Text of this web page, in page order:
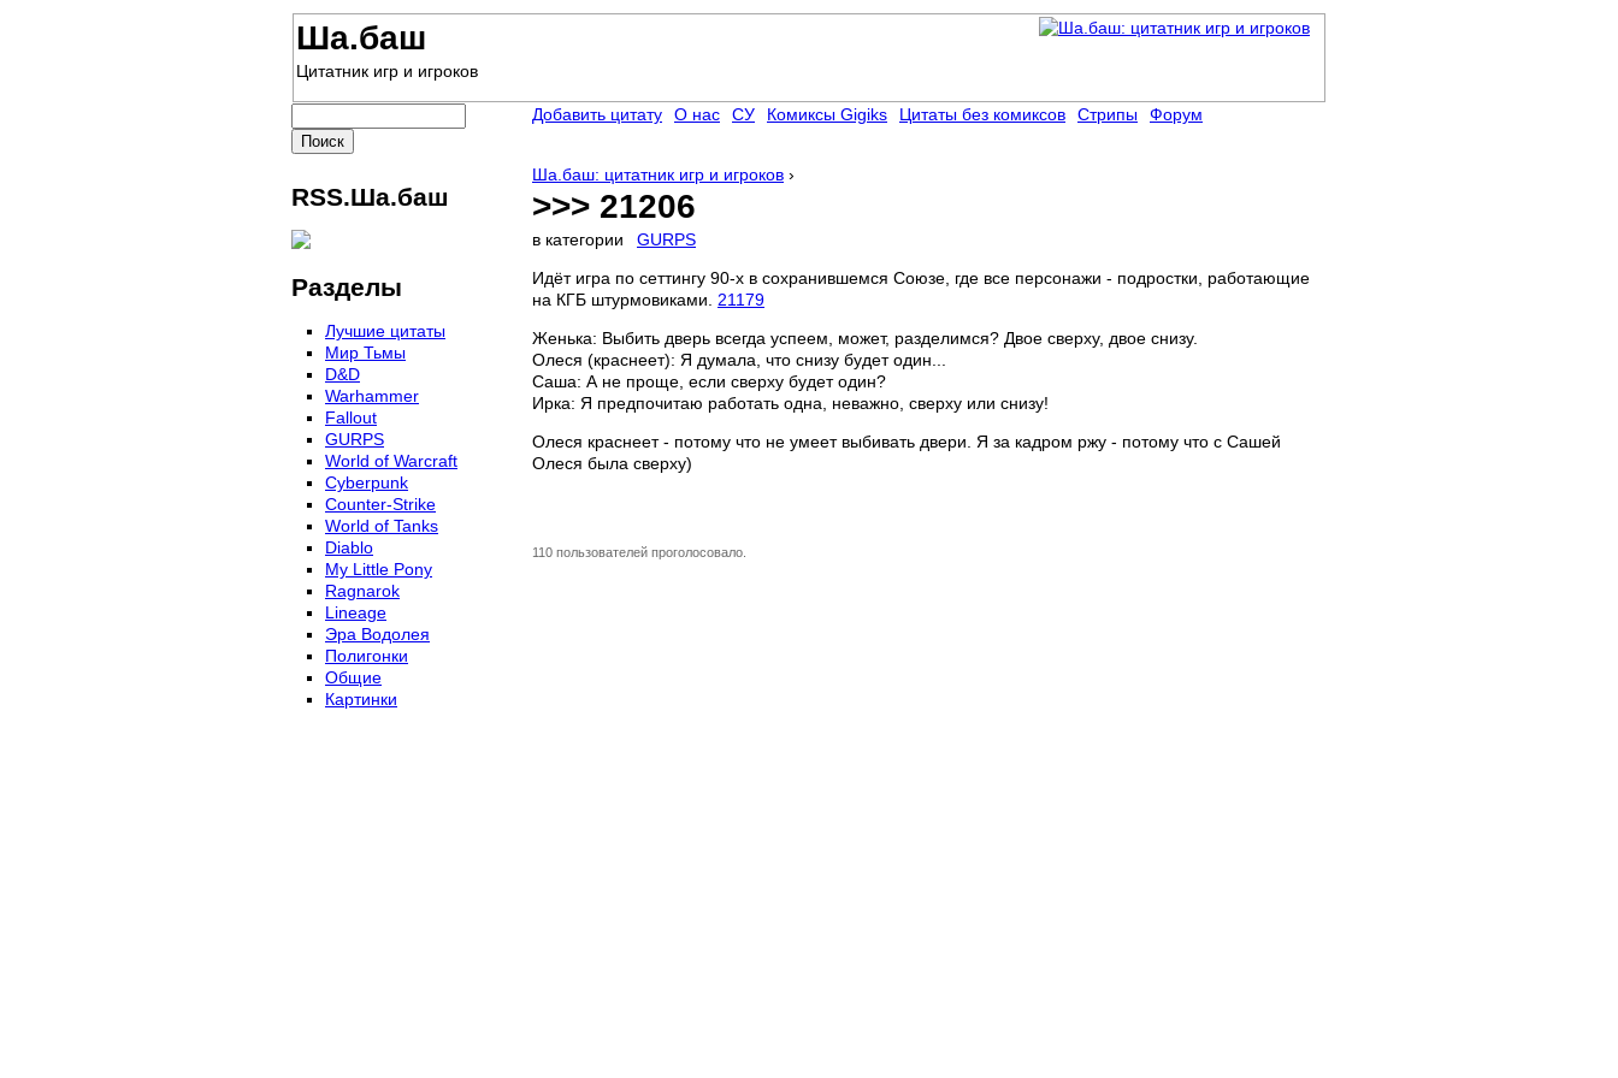
Ша.баш
Цитатник игр и игроков
Ша.баш: цитатник игр и игроков ›
>>> 21206
в категории
GURPS
Идёт игра по сеттингу 90-х в сохранившемся Союзе, где все персонажи - подростки, работающие
на КГБ штурмовиками. 21179
Женька: Выбить дверь всегда успеем, может, разделимся? Двое сверху, двое снизу.
Олеся (краснеет): Я думала, что снизу будет один...
Саша: А не проще, если сверху будет один?
Ирка: Я предпочитаю работать одна, неважно, сверху или снизу!
Олеся краснеет - потому что не умеет выбивать двери. Я за кадром ржу - потому что с Сашей
Олеся была сверху)
110 пользователей проголосовало.
Добавить цитату О нас СУ Комиксы Gigiks Цитаты без комиксов Стрипы Форум
RSS.Ша.баш
Разделы
Лучшие цитаты
Мир Тьмы
D&D
Warhammer
Fallout
GURPS
World of Warcraft
Сyberpunk
Counter-Strike
World of Tanks
Diablo
My Little Pony
Ragnarok
Lineage
Эра Водолея
Полигонки
Общие
Картинки